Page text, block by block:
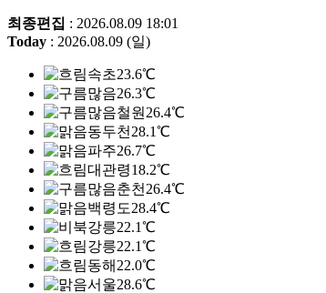
최종편집 : 2026.08.09 18:01
Today : 2026.08.09 (일)
속초23.6℃
26.3℃
철원 26.4℃
동두천 28.1℃
파주26.7℃
대관령18.2℃
춘천 26.4℃
백령도28.4℃
북강릉22.1℃
강릉22.1℃
동해 22.0℃
서울28.6℃